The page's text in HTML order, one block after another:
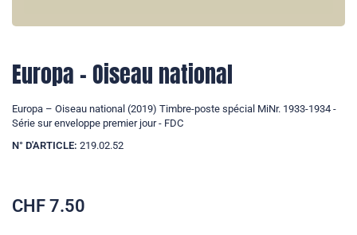
Europa – Oiseau national
Europa – Oiseau national (2019) Timbre-poste spécial MiNr. 1933-1934 -
Série sur enveloppe premier jour - FDC
N° D'ARTICLE: 219.02.52
CHF 7.50